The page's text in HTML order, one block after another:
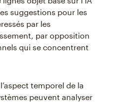
suggestions pour les
par les
par opposition
qui se concentrent
temporel de la
peuvent analyser